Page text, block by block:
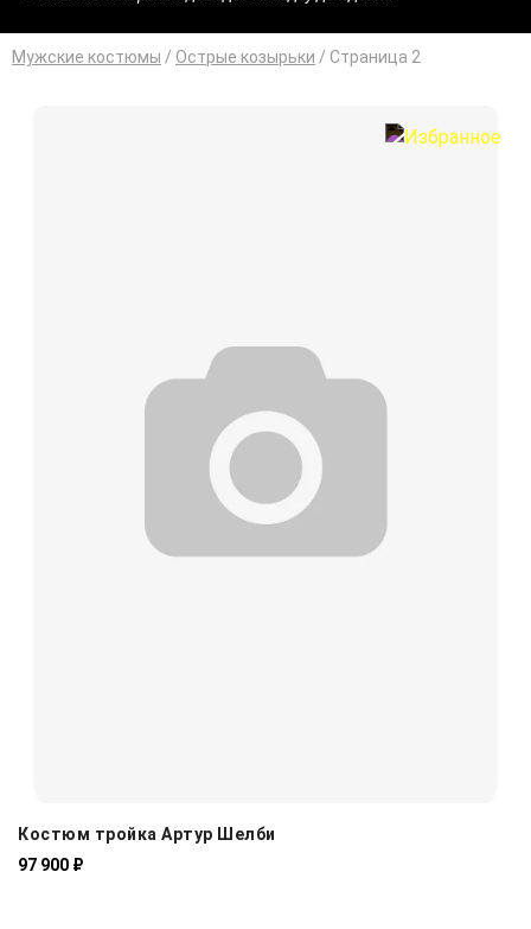
Мужские костюмы / Острые козырьки / Cтраница 2
Костюм тройка Артур Шелби
97 900 ₽